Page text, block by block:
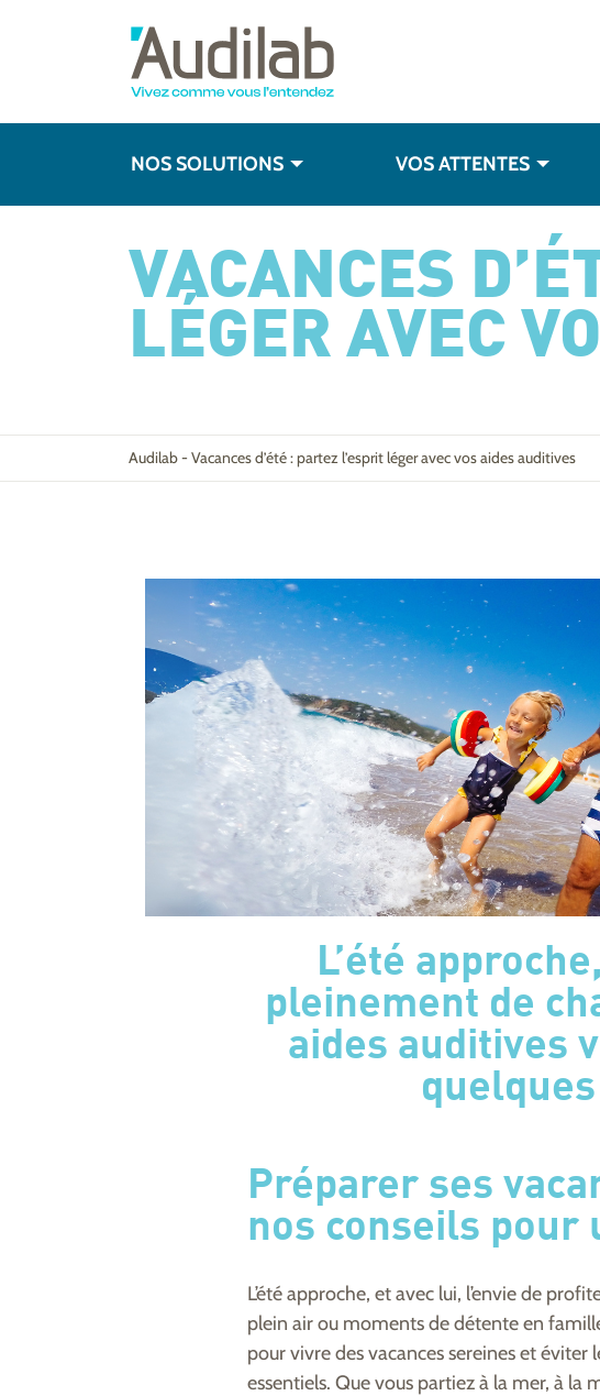
NOS SOLUTIONS VOS ATTENTES
VACANCES
LÉGER AVEC
Audilab-Vacances d’été : partez l’esprit léger avec vos aides auditives
L’été
pleinement de
aides auditives
Préparer ses
nos conseils pour
L’été approche, et avec lui, l’envie de
plein air ou moments de détente en
pour vivre des vacances sereines et éviter
essentiels. Que vous partiez à la mer, à la